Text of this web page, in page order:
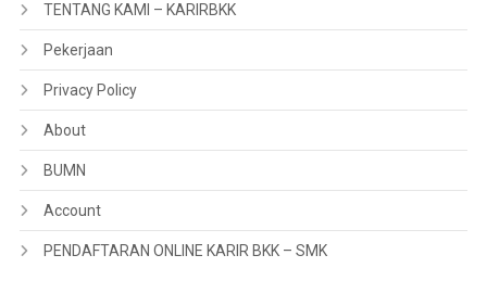
TENTANG KAMI – KARIRBKK
Pekerjaan
Privacy Policy
About
BUMN
Account
PENDAFTARAN ONLINE KARIR BKK – SMK